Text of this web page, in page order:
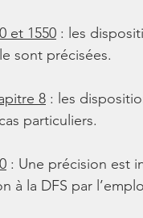
et 1550 : les
sont précisées.
8 : les
particuliers.
: Une précision est
à la DFS par